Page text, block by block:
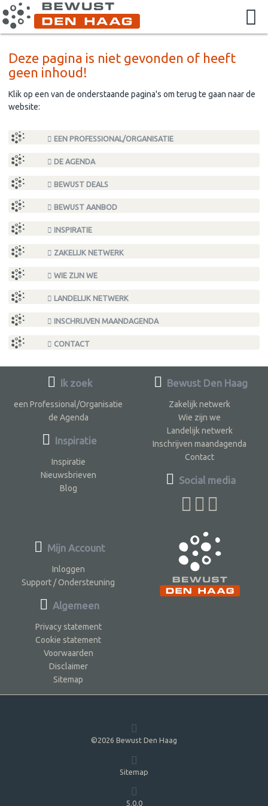
Deze pagina is niet gevonden of heeft
geen inhoud!
Klik op een van de onderstaande pagina's om terug te gaan naar de
website:
EEN PROFESSIONAL/ORGANISATIE
DE AGENDA
BEWUST DEALS
BEWUST AANBOD
INSPIRATIE
ZAKELIJK NETWERK
WIE ZIJN WE
LANDELIJK NETWERK
INSCHRIJVEN MAANDAGENDA
CONTACT
Ik zoek
een Professional/Organisatie
de Agenda
Inspiratie
Inspiratie
Nieuwsbrieven
Blog
Bewust Den Haag
Zakelijk netwerk
Wie zijn we
Landelijk netwerk
Inschrijven maandagenda
Contact
Social media
Mijn Account
Inloggen
Support / Ondersteuning
Algemeen
Privacy statement
Cookie statement
Voorwaarden
Disclaimer
Sitemap
©2026 Bewust Den Haag
Sitemap
5.0.0